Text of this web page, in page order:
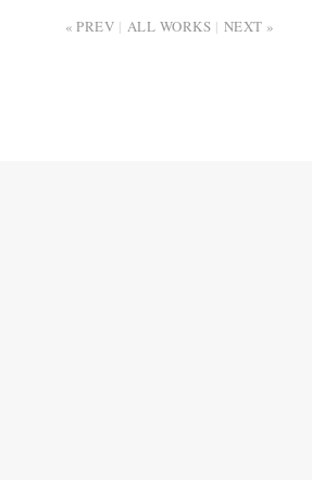
PREV ALL WORKS NEXT